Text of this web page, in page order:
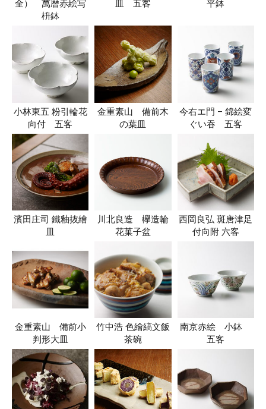
全） 萬暦赤絵写
枡鉢
皿 五客
平鉢
小林東五 粉引輪花
向付 五客
金重素山 備前木
の葉皿
今右エ門 – 錦絵変
ぐい吞 五客
濱田庄司 鐵釉抜繪
皿
川北良造 欅造輪
花菓子盆
西岡良弘 斑唐津足
付向附 六客
金重素山 備前小
判形大皿
竹中浩 色繪縞文飯
茶碗
南京赤絵 小鉢
五客